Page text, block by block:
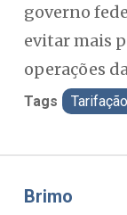
governo
evitar mais
operações
Tags Tarifação
Misael